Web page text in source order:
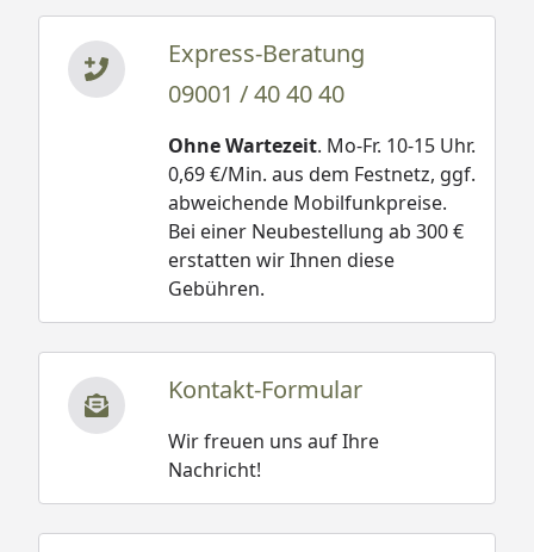
Express-Beratung
09001 / 40 40 40
Ohne Wartezeit. Mo-Fr. 10-15 Uhr.
0,69 €/Min. aus dem Festnetz, ggf.
abweichende Mobilfunkpreise.
Bei einer Neubestellung ab 300 €
erstatten wir Ihnen diese
Gebühren.
Kontakt-Formular
Wir freuen uns auf Ihre
Nachricht!